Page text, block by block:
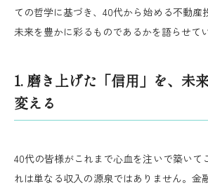
ての哲学に基づき、40代から始める不動産
未来を豊かに彩るものであるかを語らせて
1. 磨き上げた「信用」を、未
変える
40代の皆様がこれまで心血を注いで築いて
れは単なる収入の源泉ではありません。金